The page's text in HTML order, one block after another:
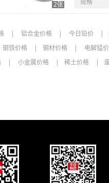
2张
规格
铝合金价格 今日铅价
钢铁价格 钢材价格 电解锰
小金属价格 稀土价格